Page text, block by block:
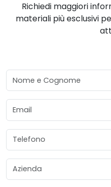
Richiedi maggiori
materiali più esclusivi
Nome e Cognome
Email
Telefono
Azienda